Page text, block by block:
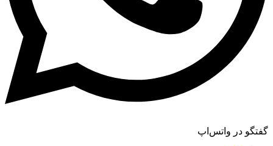
گفتگو در واتس‌اپ